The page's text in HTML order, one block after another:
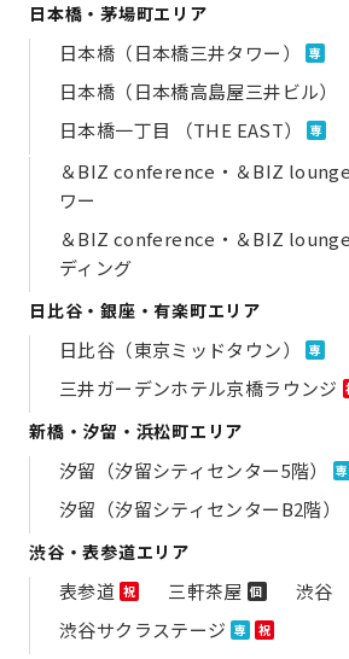
日本橋・茅場町エリア
日本橋（日本橋三井タワー） 専
日本橋（日本橋高島屋三井ビル）
日本橋一丁目 （THE EAST）
専
＆BIZ conference・＆BIZ
ワー
＆BIZ conference・＆BIZ
ディング
日比谷・銀座・有楽町エリア
日比谷（東京ミッドタウン） 専
三井ガーデンホテル京橋ラウンジ
新橋・汐留・浜松町エリア
汐留（汐留シティセンター5階） 専
汐留（汐留シティセンターB2階）
渋谷・表参道エリア
表参道 祝 三軒茶屋 個
渋谷
渋谷サクラステージ 専 祝